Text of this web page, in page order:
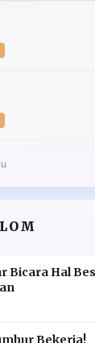
Bicara Hal
Bekerja!